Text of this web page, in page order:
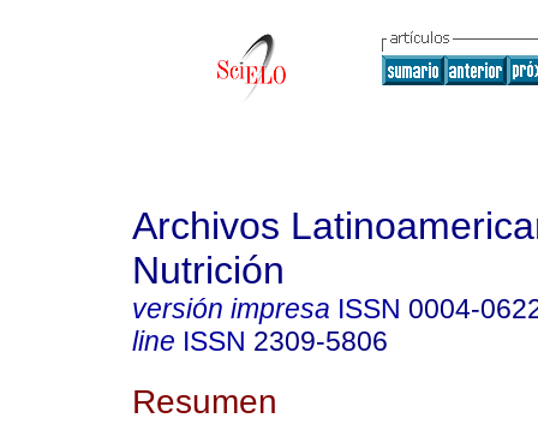
Archivos
Nutrición
versión impresa ISSN 0004-
line ISSN 2309-5806
Resumen